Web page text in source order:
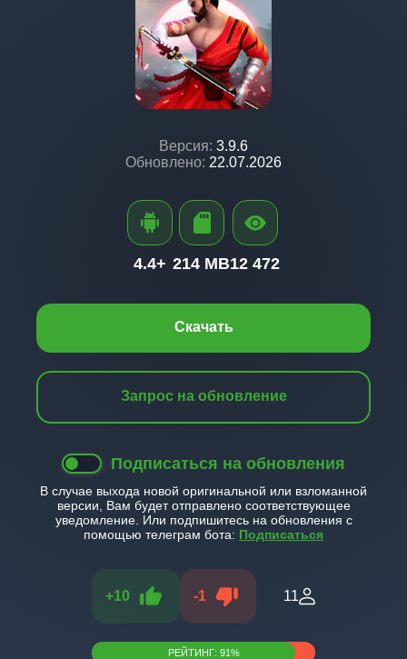
Версия: 3.9.6
Обновлено: 22.07.2026
Скачать
Запрос на обновление
Подписаться на обновления
В случае выхода новой оригинальной или взломанной
версии, Вам будет отправлено соответствующее
уведомление. Или подпишитесь на обновления с
помощью телеграм бота: Подписаться
+10 -1 11
РЕЙТИНГ: 91%
4.4+ 214 MB12 472